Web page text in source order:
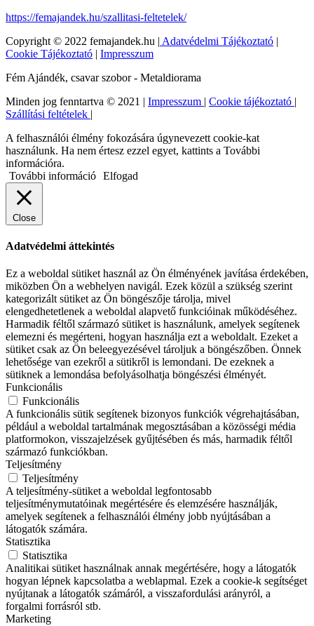
https://femajandek.hu/szallitasi-feltetelek/
Copyright © 2022 femajandek.hu | Adatvédelmi Tájékoztató |
Cookie Tájékoztató | Impresszum
Fém Ajándék, csavar szobor - Metaldiorama
Minden jog fenntartva © 2021 | Impresszum | Cookie tájékoztató |
Szállítási feltételek |
A felhasználói élmény fokozására úgynevezett cookie-kat
használunk. Ha nem értesz ezzel egyet, kattints a További
információra.
További információ Elfogad
Close
Adatvédelmi áttekintés
Ez a weboldal sütiket használ az Ön élményének javítása érdekében,
miközben Ön a webhelyen navigál. Ezek közül a szükség szerint
kategorizált sütiket az Ön böngészője tárolja, mivel
elengedhetetlenek a weboldal alapvető funkcióinak működéséhez.
Harmadik féltől származó sütiket is használunk, amelyek segítenek
elemezni és megérteni, hogyan használja ezt a weboldalt. Ezeket a
sütiket csak az Ön beleegyezésével tároljuk a böngészőben. Önnek
lehetősége van ezekről a sütikről is lemondani. De ezeknek a
sütiknek a lemondása befolyásolhatja böngészési élményét.
Funkcionális
Funkcionális
A funkcionális sütik segítenek bizonyos funkciók végrehajtásában,
például a weboldal tartalmának megosztásában a közösségi média
platformokon, visszajelzések gyűjtésében és más, harmadik féltől
származó funkciókban.
Teljesítmény
Teljesítmény
A teljesítmény-sütiket a weboldal legfontosabb
teljesítménymutatóinak megértésére és elemzésére használják,
amelyek segítenek a felhasználói élmény jobb nyújtásában a
látogatók számára.
Statisztika
Statisztika
Analitikai sütiket használnak annak megértésére, hogy a látogatók
hogyan lépnek kapcsolatba a weblapmal. Ezek a cookie-k segítséget
nyújtanak a látogatók számáról, a visszafordulási arányról, a
forgalmi forrásról stb.
Marketing